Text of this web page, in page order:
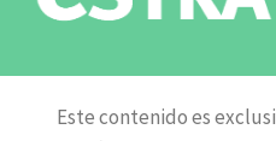
Este contenido es